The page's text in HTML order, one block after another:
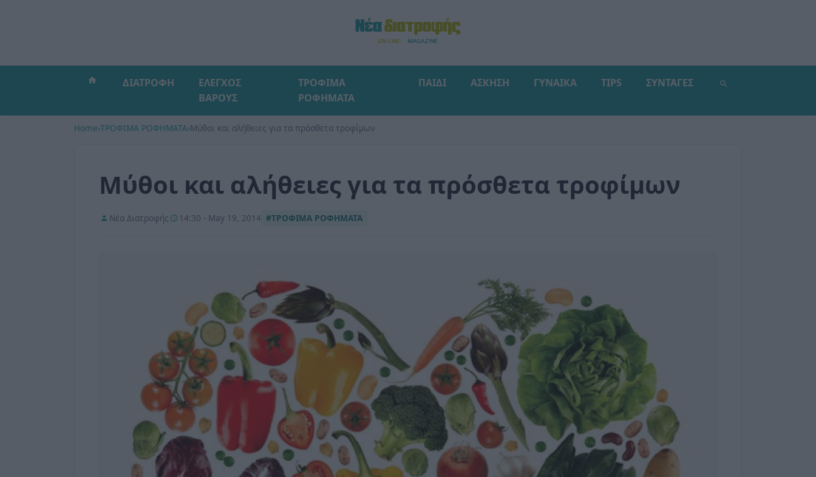
ΔΙΑΤΡΟΦΗ
ΕΛΕΓΧΟΣ
ΒΑΡΟΥΣ
ΤΡΟΦΙΜΑ
ΡΟΦΗΜΑΤΑ
ΠΑΙΔΙ ΑΣΚΗΣΗ ΓΥΝΑΙΚΑ TIPS ΣΥΝΤΑΓΕΣ
Home›ΤΡΟΦΙΜΑ ΡΟΦΗΜΑΤΑ›Μύθοι και αλήθειες για τα πρόσθετα τροφίμων
Μύθοι και αλήθειες για τα πρόσθετα τροφίμων
Νέα Διατροφής 14:30 - May 19, 2014 #ΤΡΟΦΙΜΑ ΡΟΦΗΜΑΤΑ